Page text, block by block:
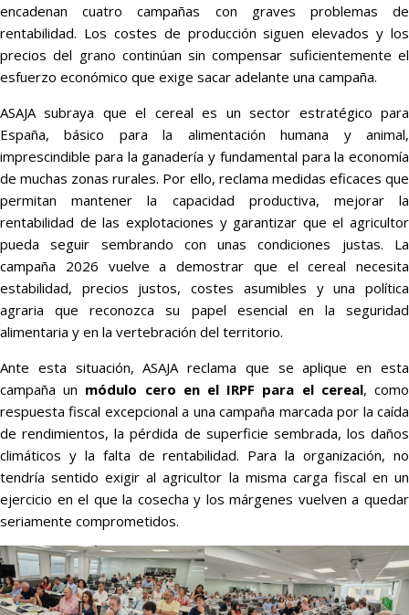
encadenan cuatro campañas con graves problemas de
rentabilidad. Los costes de producción siguen elevados y los
precios del grano continúan sin compensar suficientemente el
esfuerzo económico que exige sacar adelante una campaña.
ASAJA subraya que el cereal es un sector estratégico para
España, básico para la alimentación humana y animal,
imprescindible para la ganadería y fundamental para la economía
de muchas zonas rurales. Por ello, reclama medidas eficaces que
permitan mantener la capacidad productiva, mejorar la
rentabilidad de las explotaciones y garantizar que el agricultor
pueda seguir sembrando con unas condiciones justas. La
campaña 2026 vuelve a demostrar que el cereal necesita
estabilidad, precios justos, costes asumibles y una política
agraria que reconozca su papel esencial en la seguridad
alimentaria y en la vertebración del territorio.
Ante esta situación, ASAJA reclama que se aplique en esta
campaña un módulo cero en el IRPF para el cereal, como
respuesta fiscal excepcional a una campaña marcada por la caída
de rendimientos, la pérdida de superficie sembrada, los daños
climáticos y la falta de rentabilidad. Para la organización, no
tendría sentido exigir al agricultor la misma carga fiscal en un
ejercicio en el que la cosecha y los márgenes vuelven a quedar
seriamente comprometidos.